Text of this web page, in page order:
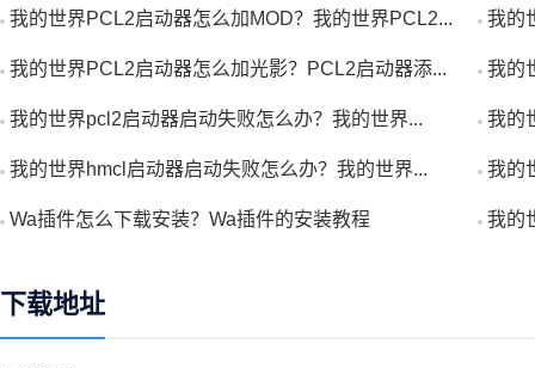
我的世界PCL2启动器怎么加MOD？我的世界PCL2... 我的
我的世界PCL2启动器怎么加光影？PCL2启动器添... 我的
我的世界pcl2启动器启动失败怎么办？我的世界... 我的
我的世界hmcl启动器启动失败怎么办？我的世界... 我的
Wa插件怎么下载安装？Wa插件的安装教程 我的
下载地址